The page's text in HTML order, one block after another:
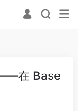
在 Base